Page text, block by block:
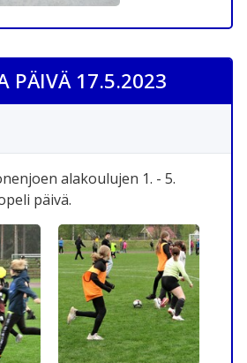
PÄIVÄ 17.5.2023
alakoulujen 1. - 5.
päivä.